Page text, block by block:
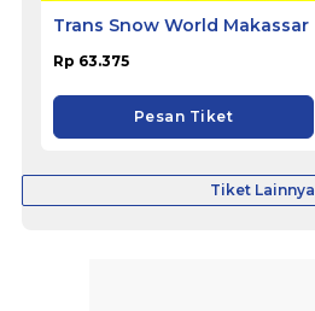
Trans Snow World Makassar
Rp 63.375
Pesan Tiket
Tiket Lainnya